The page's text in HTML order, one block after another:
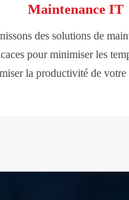
Maintenance IT
des solutions de
pour minimiser les
la productivité de votre
Maintenance IT
la productivité de votre